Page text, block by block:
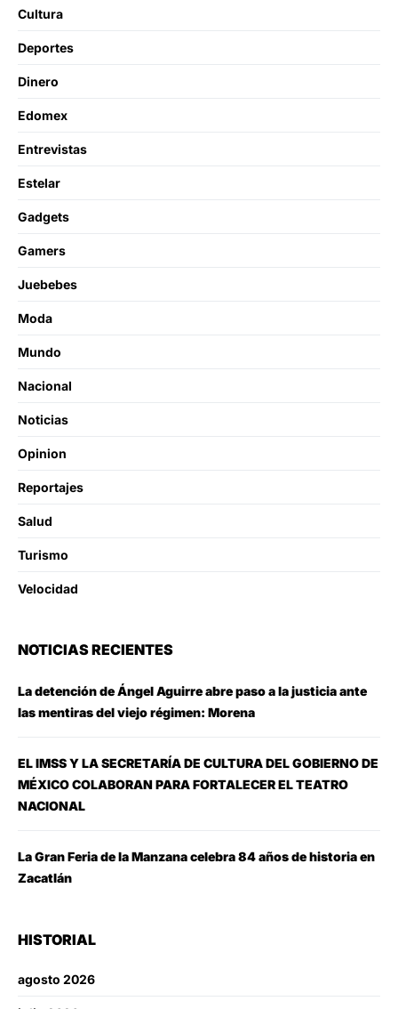
Cultura
Deportes
Dinero
Edomex
Entrevistas
Estelar
Gadgets
Gamers
Juebebes
Moda
Mundo
Nacional
Noticias
Opinion
Reportajes
Salud
Turismo
Velocidad
NOTICIAS RECIENTES
La detención de Ángel Aguirre abre paso a la justicia ante
las mentiras del viejo régimen: Morena
EL IMSS Y LA SECRETARÍA DE CULTURA DEL GOBIERNO DE
MÉXICO COLABORAN PARA FORTALECER EL TEATRO
NACIONAL
La Gran Feria de la Manzana celebra 84 años de historia en
Zacatlán
HISTORIAL
agosto 2026